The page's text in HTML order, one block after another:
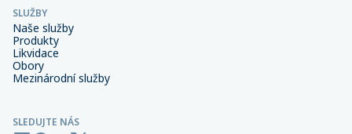
SLUŽBY
Naše služby
Produkty
Likvidace
Obory
Mezinárodní služby
SLEDUJTE NÁS